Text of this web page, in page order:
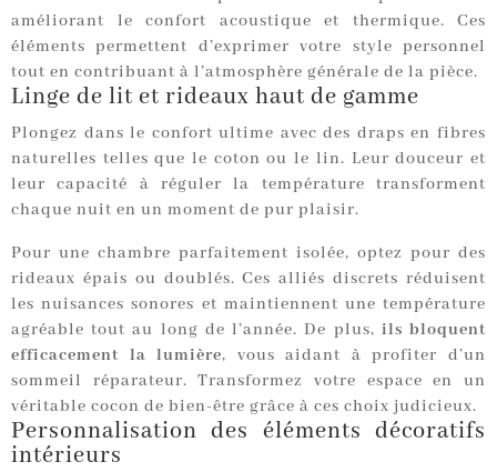
améliorant le confort acoustique et thermique. Ces
éléments permettent d’exprimer votre style personnel
tout en contribuant à l’atmosphère générale de la pièce.
Linge de lit et rideaux haut de gamme
Plongez dans le confort ultime avec des draps en fibres
naturelles telles que le coton ou le lin. Leur douceur et
leur capacité à réguler la température transforment
chaque nuit en un moment de pur plaisir.
Pour une chambre parfaitement isolée, optez pour des
rideaux épais ou doublés. Ces alliés discrets réduisent
les nuisances sonores et maintiennent une température
agréable tout au long de l’année. De plus, ils bloquent
efficacement la lumière, vous aidant à profiter d’un
sommeil réparateur. Transformez votre espace en un
véritable cocon de bien-être grâce à ces choix judicieux.
Personnalisation des éléments décoratifs
intérieurs